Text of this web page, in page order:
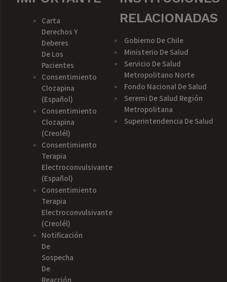
Carta
Derechos Y
Deberes
De Los
Pacientes
Consentimiento
Clozapina
(español)
Consentimiento
Clozapina
(creolél)
Consentimiento
Terapia
Electroconvulsivante
(español)
Consentimiento
Terapia
Electroconvulsivante
(creolél)
Notificación
De
Sospecha
De
Reacción
RELACIONADAS
Gobierno De Chile
Ministerio De Salud
Servicio De Salud
Metropolitano Norte
Fondo Nacional De Salud
Seremi De Salud Región
Metropolitana
Superintendencia De Salud